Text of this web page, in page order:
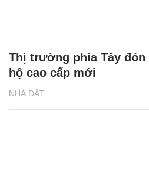
NHÀ ĐẤT
Thị trường phía Tây đón
hộ cao cấp mới